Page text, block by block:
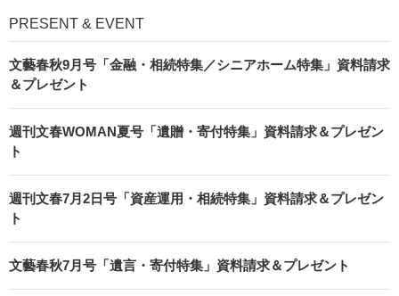
PRESENT & EVENT
文藝春秋9月号「金融・相続特集／シニアホーム特集」資料請求
＆プレゼント
週刊文春WOMAN夏号「遺贈・寄付特集」資料請求＆プレゼン
ト
週刊文春7月2日号「資産運用・相続特集」資料請求＆プレゼン
ト
文藝春秋7月号「遺言・寄付特集」資料請求＆プレゼント